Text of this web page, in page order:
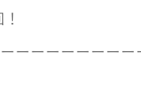
ーーーーーーー